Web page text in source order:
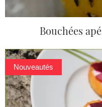
Bouchées
Nouveautés